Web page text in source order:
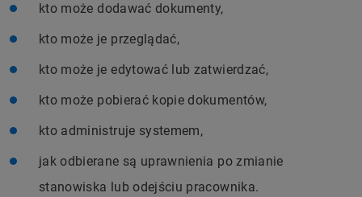
kto może dodawać dokumenty,
kto może je przeglądać,
kto może je edytować lub zatwierdzać,
kto może pobierać kopie dokumentów,
kto administruje systemem,
jak odbierane są uprawnienia po zmianie
stanowiska lub odejściu pracownika.